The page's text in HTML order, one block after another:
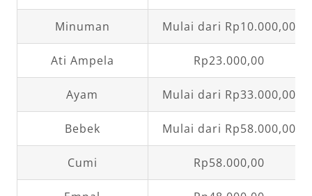
Minuman Mulai dari Rp10.000,00
Ati Ampela Rp23.000,00
Ayam Mulai dari Rp33.000,00
Bebek Mulai dari Rp58.000,00
Cumi Rp58.000,00